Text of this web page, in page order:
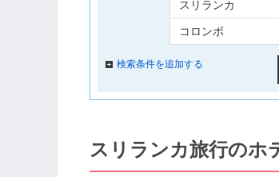
検索条件を追加する
スリランカ旅行のホ